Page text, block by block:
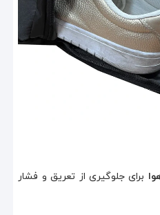
برای جلوگیری از تعریق و فشار